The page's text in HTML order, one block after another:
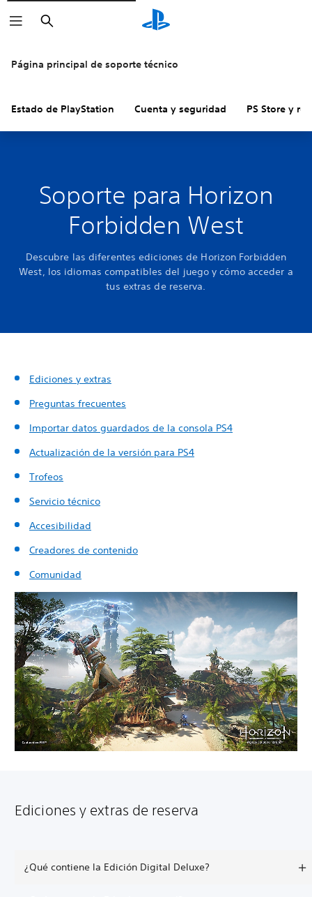
Buscar
Página principal de soporte técnico
Estado de PlayStation Cuenta y seguridad PS Store y
Soporte para Horizon
Forbidden West
Descubre las diferentes ediciones de Horizon Forbidden
West, los idiomas compatibles del juego y cómo acceder a
tus extras de reserva.
Ediciones y extras
Preguntas frecuentes
Importar datos guardados de la consola PS4
Actualización de la versión para PS4
Trofeos
Servicio técnico
Accesibilidad
Creadores de contenido
Comunidad
Ediciones y extras de reserva
¿Qué contiene la Edición Digital Deluxe?